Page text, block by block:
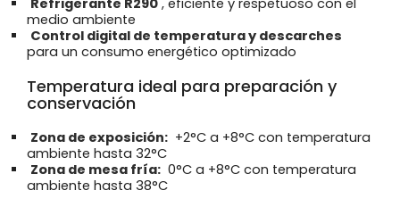
medio ambiente
Control digital de temperatura y descarches
para un consumo energético optimizado
Temperatura ideal para preparación y
conservación
Zona de exposición: +2°C a +8°C con temperatura
ambiente hasta 32°C
Zona de mesa fría: 0°C a +8°C con temperatura
ambiente hasta 38°C